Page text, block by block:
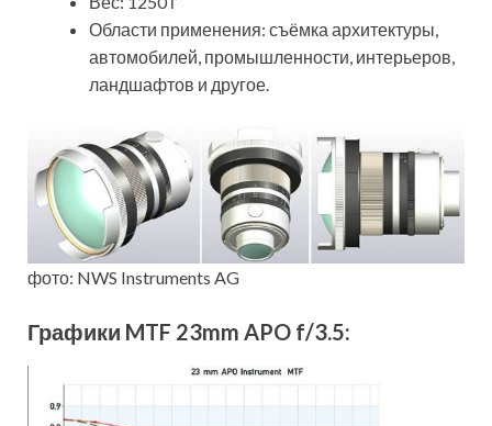
Области применения: съёмка архитектуры,
автомобилей, промышленности, интерьеров,
ландшафтов и другое.
фото: NWS Instruments AG
Графики MTF 23mm APO f/3.5: